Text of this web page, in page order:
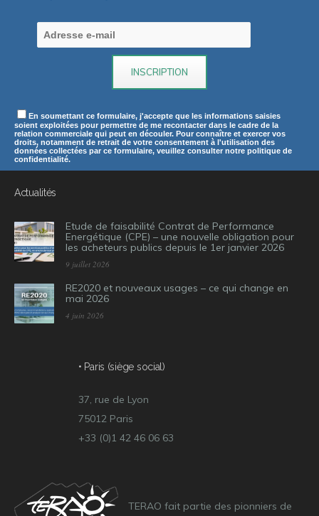
En soumettant ce formulaire, j'accepte que les informations saisies
soient exploitées pour permettre de me recontacter dans le cadre de la
relation commerciale qui peut en découler. Pour connaître et exercer vos
droits, notamment de retrait de votre consentement à l'utilisation des
données collectées par ce formulaire, veuillez consulter notre politique de
confidentialité.
Actualités
Etude de faisabilité Contrat de Performance
Energétique (CPE) – une nouvelle obligation pour
les acheteurs publics depuis le 1er janvier 2026
9 juillet 2026
RE2020 et nouveaux usages – ce qui change en
mai 2026
4 juin 2026
• Paris (siège social)
37, rue de Lyon
75012 Paris
+33 (0)1 42 46 06 63
TERAO fait partie des pionniers de